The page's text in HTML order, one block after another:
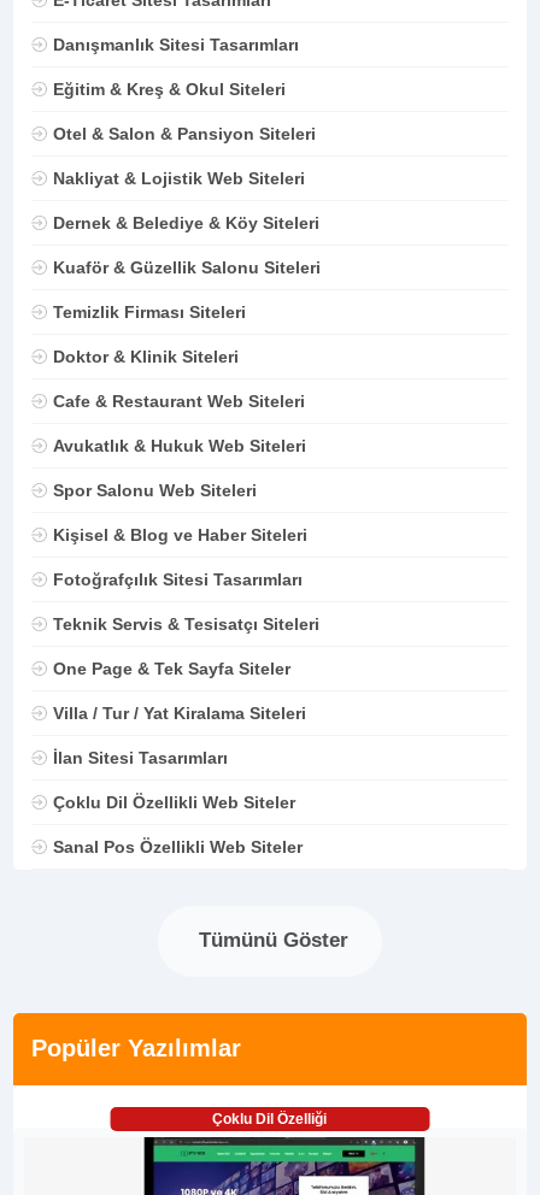
Danışmanlık Sitesi Tasarımları
Eğitim & Kreş & Okul Siteleri
Otel & Salon & Pansiyon Siteleri
Nakliyat & Lojistik Web Siteleri
Dernek & Belediye & Köy Siteleri
Kuaför & Güzellik Salonu Siteleri
Temizlik Firması Siteleri
Doktor & Klinik Siteleri
Cafe & Restaurant Web Siteleri
Avukatlık & Hukuk Web Siteleri
Spor Salonu Web Siteleri
Kişisel & Blog ve Haber Siteleri
Fotoğrafçılık Sitesi Tasarımları
Teknik Servis & Tesisatçı Siteleri
One Page & Tek Sayfa Siteler
Villa / Tur / Yat Kiralama Siteleri
İlan Sitesi Tasarımları
Çoklu Dil Özellikli Web Siteler
Sanal Pos Özellikli Web Siteler
Tümünü Göster
Popüler Yazılımlar
Çoklu Dil Özelliği